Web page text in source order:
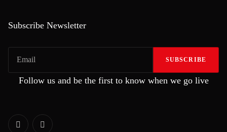
Subscribe Newsletter
SUBSCRIBE
Follow us and be the first to know when we go live